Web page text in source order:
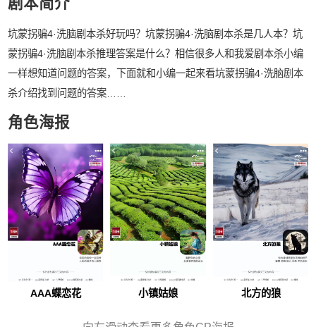
坑蒙拐骗4·洗脑剧本杀好玩吗？坑蒙拐骗4·洗脑剧本杀是几人本？坑
蒙拐骗4·洗脑剧本杀推理答案是什么？相信很多人和我爱剧本杀小编
一样想知道问题的答案，下面就和小编一起来看坑蒙拐骗4·洗脑剧本
杀介绍找到问题的答案……
角色海报
AAA蝶恋花 小镇姑娘 北方的狼